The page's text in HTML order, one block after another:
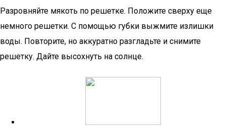
Разровняйте мякоть по решетке. Положите сверху еще
немного решетки. С помощью губки выжмите излишки
воды. Повторите, но аккуратно разгладьте и снимите
решетку. Дайте высохнуть на солнце.